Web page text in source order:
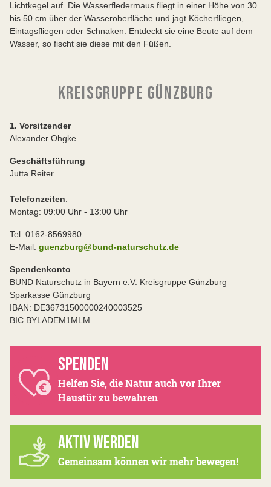
Lichtkegel auf. Die Wasserfledermaus fliegt in einer Höhe von 30
bis 50 cm über der Wasseroberfläche und jagt Köcherfliegen,
Eintagsfliegen oder Schnaken. Entdeckt sie eine Beute auf dem
Wasser, so fischt sie diese mit den Füßen.
KREISGRUPPE GÜNZBURG
1. Vorsitzender
Alexander Ohgke
Geschäftsführung
Jutta Reiter
Telefonzeiten:
Montag: 09:00 Uhr - 13:00 Uhr
Tel. 0162-8569980
E-Mail: guenzburg@bund-naturschutz.de
Spendenkonto
BUND Naturschutz in Bayern e.V. Kreisgruppe Günzburg
Sparkasse Günzburg
IBAN: DE36731500000240003525
BIC BYLADEM1MLM
SPENDEN
Helfen Sie, die Natur auch vor Ihrer
Haustür zu bewahren
AKTIV WERDEN
Gemeinsam können wir mehr bewegen!